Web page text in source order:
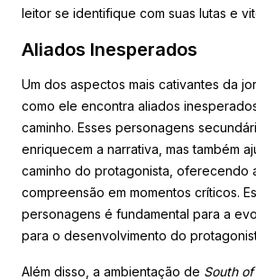
leitor se identifique com suas lutas e
Aliados Inesperados
Um dos aspectos mais cativantes da
como ele encontra aliados
caminho. Esses personagens
enriquecem a narrativa, mas também
caminho do protagonista, oferecendo
compreensão em momentos críticos.
personagens é fundamental para a
para o desenvolvimento do
Além disso, a ambientação de South